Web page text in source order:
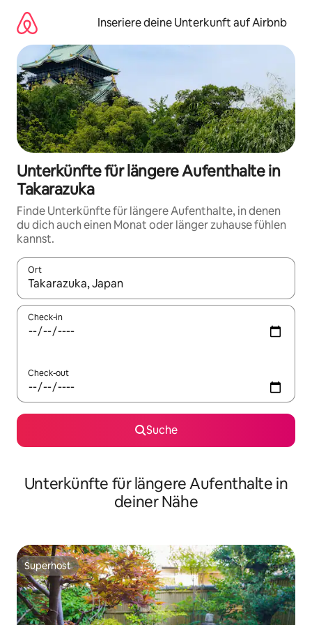
Inhalten
springen
Inseriere deine Unterkunft auf Airbnb
Unterkünfte für längere Aufenthalte in
Takarazuka
Finde Unterkünfte für längere Aufenthalte, in denen
du dich auch einen Monat oder länger zuhause fühlen
kannst.
Ort
Wenn Ergebnisse verfügbar sind, navigiere mit den
Check-in
Check-out
Suche
Unterkünfte für längere Aufenthalte in
deiner Nähe
Superhost
Superhost